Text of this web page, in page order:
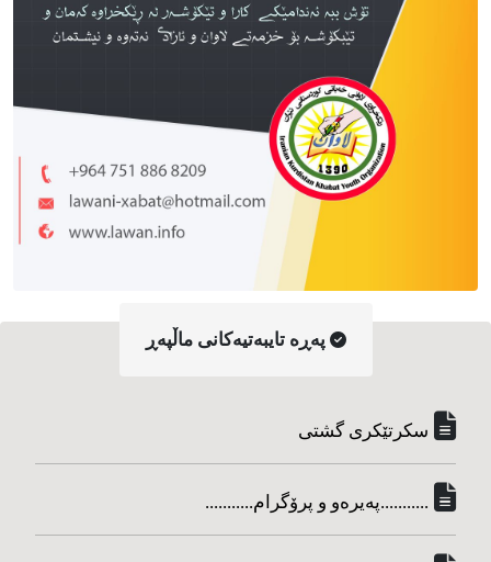
په‌ڕه‌ تایبه‌تیه‌کانی ماڵپه‌ڕ
سکرتێکری گشتی
...........په‌یره‌و و پرۆگرام...........